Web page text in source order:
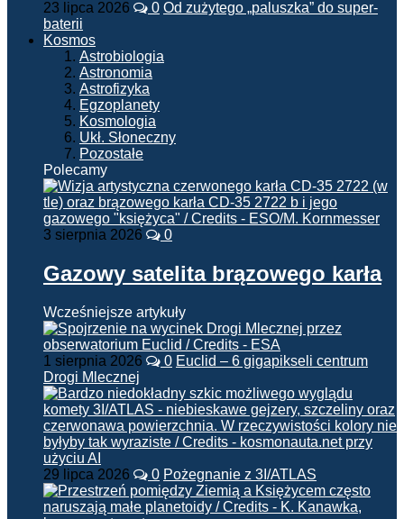
23 lipca 2026 0 Od zużytego „paluszka” do super-
baterii
Kosmos
Astrobiologia
Astronomia
Astrofizyka
Egzoplanety
Kosmologia
Ukł. Słoneczny
Pozostałe
Polecamy
3 sierpnia 2026 0
Gazowy satelita brązowego karła
Wcześniejsze artykuły
1 sierpnia 2026 0 Euclid – 6 gigapikseli centrum
Drogi Mlecznej
29 lipca 2026 0 Pożegnanie z 3I/ATLAS